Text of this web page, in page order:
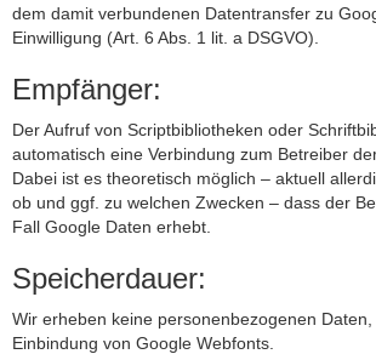
dem damit verbundenen Datentransfer zu
Einwilligung (Art. 6 Abs. 1 lit. a DSGVO).
Empfänger:
Der Aufruf von Scriptbibliotheken oder
automatisch eine Verbindung zum Betreiber
Dabei ist es theoretisch möglich – aktuell
ob und ggf. zu welchen Zwecken – dass der
Fall Google Daten erhebt.
Speicherdauer:
Wir erheben keine personenbezogenen
Einbindung von Google Webfonts.